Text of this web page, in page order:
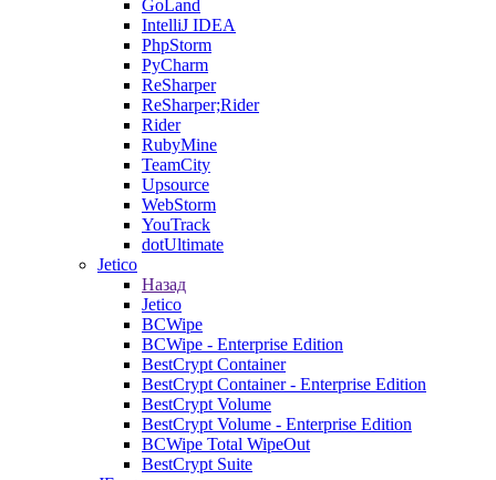
GoLand
IntelliJ IDEA
PhpStorm
PyCharm
ReSharper
ReSharper;Rider
Rider
RubyMine
TeamCity
Upsource
WebStorm
YouTrack
dotUltimate
Jetico
Назад
Jetico
BCWipe
BCWipe - Enterprise Edition
BestCrypt Container
BestCrypt Container - Enterprise Edition
BestCrypt Volume
BestCrypt Volume - Enterprise Edition
BCWipe Total WipeOut
BestCrypt Suite